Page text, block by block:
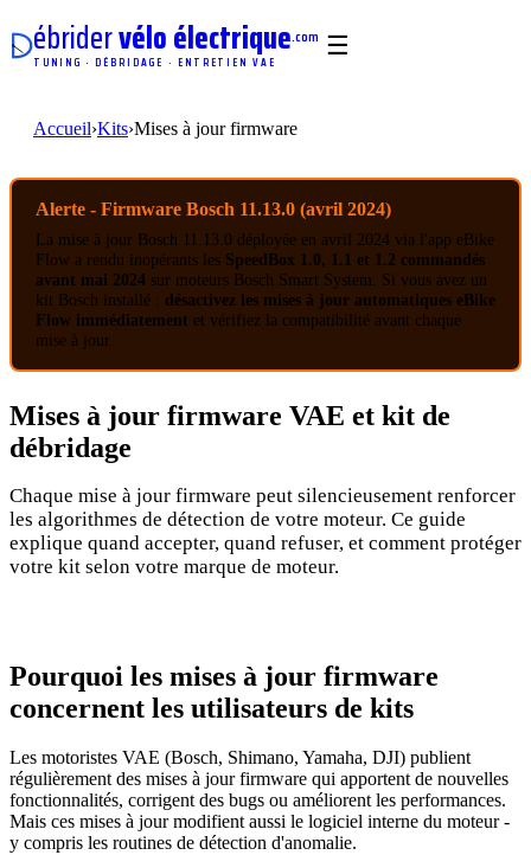
ébridervélo électrique.com
TUNING · DÉBRIDAGE · ENTRETIEN VAE
☰
Accueil›Kits›Mises à jour firmware
Alerte - Firmware Bosch 11.13.0 (avril 2024)
La mise à jour Bosch 11.13.0 déployée en avril 2024 via l'app eBike
Flow a rendu inopérants les SpeedBox 1.0, 1.1 et 1.2 commandés
avant mai 2024 sur moteurs Bosch Smart System. Si vous avez un
kit Bosch installé : désactivez les mises à jour automatiques eBike
Flow immédiatement et vérifiez la compatibilité avant chaque
mise à jour.
Mises à jour firmware VAE et kit de
débridage
Chaque mise à jour firmware peut silencieusement renforcer
les algorithmes de détection de votre moteur. Ce guide
explique quand accepter, quand refuser, et comment protéger
votre kit selon votre marque de moteur.
Pourquoi les mises à jour firmware
concernent les utilisateurs de kits
Les motoristes VAE (Bosch, Shimano, Yamaha, DJI) publient
régulièrement des mises à jour firmware qui apportent de nouvelles
fonctionnalités, corrigent des bugs ou améliorent les performances.
Mais ces mises à jour modifient aussi le logiciel interne du moteur -
y compris les routines de détection d'anomalie.